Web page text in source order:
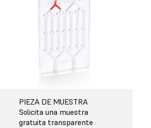
PIEZA DE MUESTRA
Solicita una muestra
gratuita transparente